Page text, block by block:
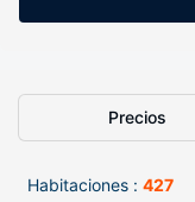
Precios
Habitaciones : 427